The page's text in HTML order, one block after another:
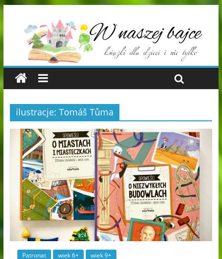
ilustracje: Tomáš Tůma
Patronat wiek 6+ wiek 9+